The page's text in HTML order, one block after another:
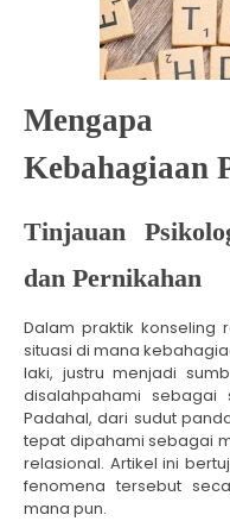
Mengapa
Kebahagiaan
Tinjauan
dan Pernikahan
Dalam praktik konseling
situasi di mana
laki, justru menjadi
disalahpahami sebagai
Padahal, dari sudut
tepat dipahami sebagai
relasional. Artikel ini
fenomena tersebut
mana pun.